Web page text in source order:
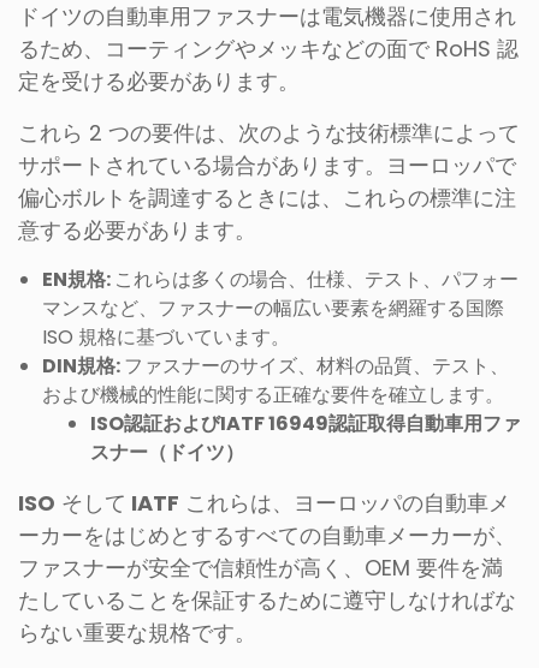
ドイツの自動車用ファスナーは電気機器に使用され
るため、コーティングやメッキなどの面で RoHS 認
定を受ける必要があります。
これら 2 つの要件は、次のような技術標準によって
サポートされている場合があります。ヨーロッパで
偏心ボルトを調達するときには、これらの標準に注
意する必要があります。
EN規格: これらは多くの場合、仕様、テスト、パフォー
マンスなど、ファスナーの幅広い要素を網羅する国際
ISO 規格に基づいています。
DIN規格:ファスナーのサイズ、材料の品質、テスト、
および機械的性能に関する正確な要件を確立します。
ISO認証およびIATF 16949認証取得自動車用ファ
スナー（ドイツ）
ISO そして IATF これらは、ヨーロッパの自動車メ
ーカーをはじめとするすべての自動車メーカーが、
ファスナーが安全で信頼性が高く、OEM 要件を満
たしていることを保証するために遵守しなければな
らない重要な規格です。